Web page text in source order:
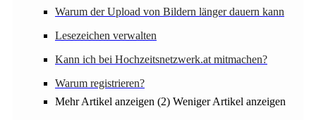
Warum der Upload von Bildern länger dauern kann
Lesezeichen verwalten
Kann ich bei Hochzeitsnetzwerk.at mitmachen?
Warum registrieren?
Mehr Artikel anzeigen (2) Weniger Artikel anzeigen